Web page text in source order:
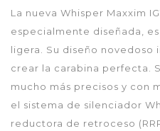
La nueva Whisper Maxxim
especialmente diseñada,
ligera. Su diseño
crear la carabina perfecta.
mucho más precisos y con
el sistema de silenciador
reductora de retroceso